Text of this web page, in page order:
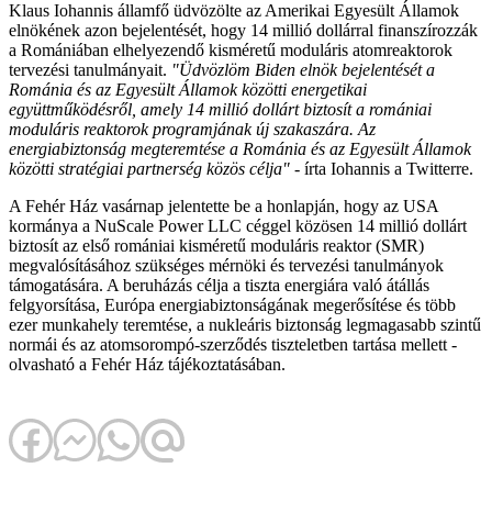
Klaus Iohannis államfő üdvözölte az Amerikai Egyesült Államok
elnökének azon bejelentését, hogy 14 millió dollárral finanszírozzák
a Romániában elhelyezendő kisméretű moduláris atomreaktorok
tervezési tanulmányait. "Üdvözlöm Biden elnök bejelentését a
Románia és az Egyesült Államok közötti energetikai
együttműködésről, amely 14 millió dollárt biztosít a romániai
moduláris reaktorok programjának új szakaszára. Az
energiabiztonság megteremtése a Románia és az Egyesült Államok
közötti stratégiai partnerség közös célja" - írta Iohannis a Twitterre.
A Fehér Ház vasárnap jelentette be a honlapján, hogy az USA
kormánya a NuScale Power LLC céggel közösen 14 millió dollárt
biztosít az első romániai kisméretű moduláris reaktor (SMR)
megvalósításához szükséges mérnöki és tervezési tanulmányok
támogatására. A beruházás célja a tiszta energiára való átállás
felgyorsítása, Európa energiabiztonságának megerősítése és több
ezer munkahely teremtése, a nukleáris biztonság legmagasabb szintű
normái és az atomsorompó-szerződés tiszteletben tartása mellett -
olvasható a Fehér Ház tájékoztatásában.